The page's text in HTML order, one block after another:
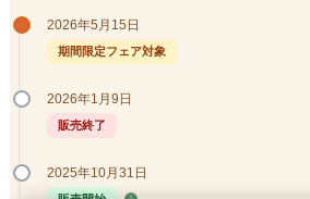
2026年5月15日
期間限定フェア対象
2026年1月9日
販売終了
2025年10月31日